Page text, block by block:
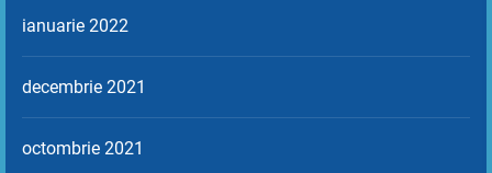
ianuarie 2022
decembrie 2021
octombrie 2021